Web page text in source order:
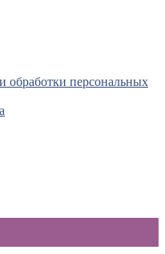
обработки персональных